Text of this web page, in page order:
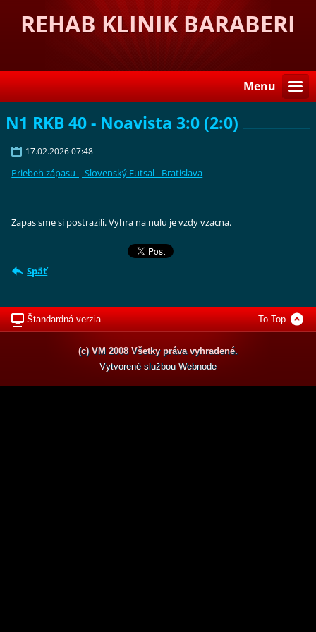
REHAB KLINIK BARABERI
Menu
N1 RKB 40 - Noavista 3:0 (2:0)
17.02.2026 07:48
Priebeh zápasu | Slovenský Futsal - Bratislava
Zapas sme si postrazili. Vyhra na nulu je vzdy vzacna.
Späť
Štandardná verzia To Top
(c) VM 2008 Všetky práva vyhradené.
Vytvorené službou Webnode